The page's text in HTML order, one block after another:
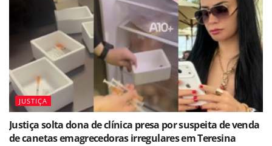
JUSTIÇA
Justiça solta dona de clínica presa por suspeita de venda
de canetas emagrecedoras irregulares em Teresina